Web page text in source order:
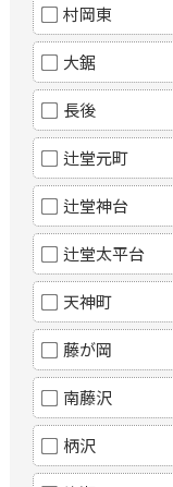
村岡東
大鋸
長後
辻堂元町
辻堂神台
辻堂太平台
天神町
藤が岡
南藤沢
柄沢